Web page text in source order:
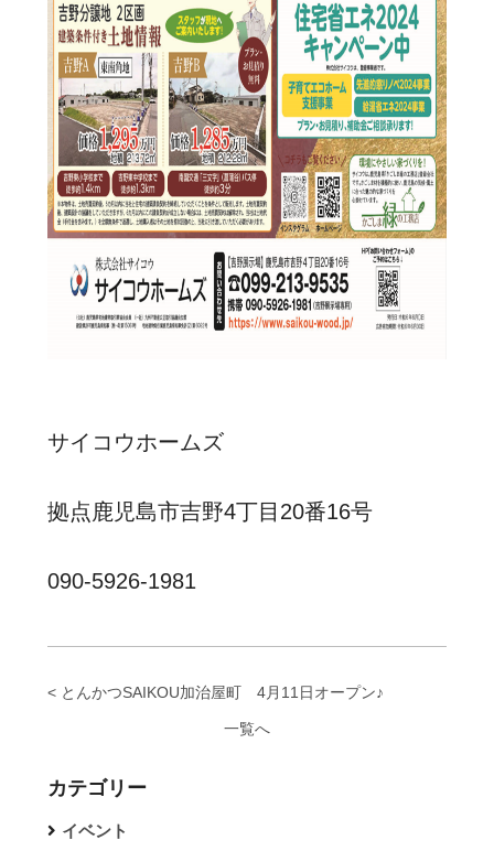
サイコウホームズ
拠点鹿児島市吉野4丁目20番16号
090-5926-1981
< とんかつSAIKOU加治屋町 4月11日オープン♪
一覧へ
カテゴリー
イベント